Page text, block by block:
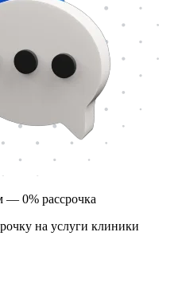
— 0% рассрочка
на услуги клиники